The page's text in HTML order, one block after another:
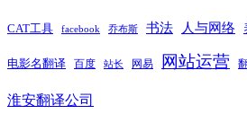
CAT工具 facebook 乔布斯 书法 人与网络
电影名翻译 百度 站长 网易 网站运营
淮安翻译公司